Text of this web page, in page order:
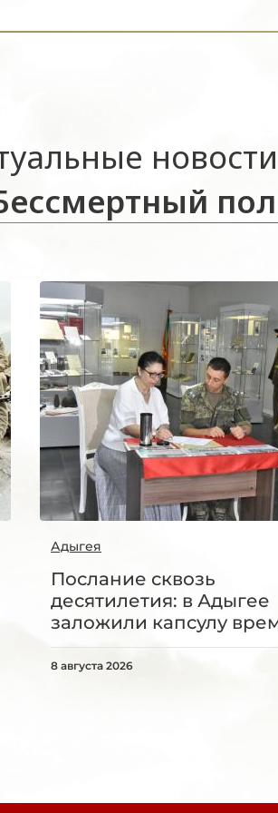
Адыгея
Послание сквозь
десятилетия: в Адыгее
заложили капсулу
8 августа 2026